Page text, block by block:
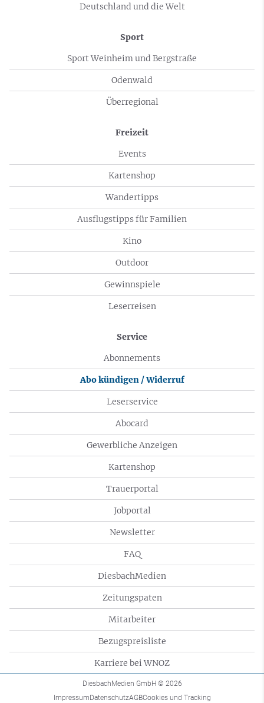
Deutschland und die Welt
Sport
Sport Weinheim und Bergstraße
Odenwald
Überregional
Freizeit
Events
Kartenshop
Wandertipps
Ausflugstipps für Familien
Kino
Outdoor
Gewinnspiele
Leserreisen
Service
Abonnements
Abo kündigen / Widerruf
Leserservice
Abocard
Gewerbliche Anzeigen
Kartenshop
Trauerportal
Jobportal
Newsletter
FAQ
DiesbachMedien
Zeitungspaten
Mitarbeiter
Bezugspreisliste
Karriere bei WNOZ
DiesbachMedien GmbH © 2026
ImpressumDatenschutzAGBCookies und Tracking